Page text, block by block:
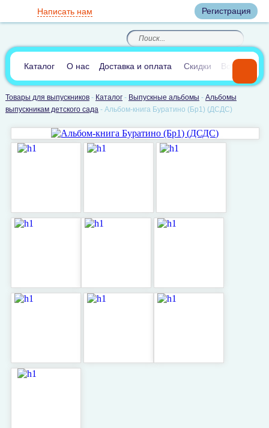
Регистрация
8(812)385-66-65
8(905) 700-70-04
По России звонок
бесплатный
(круглосуточно)
Написать нам
В сравнении:0
Каталог О нас Доставка и оплата Скидки Вопросы и
Товары для выпускников- Каталог- Выпускные альбомы - Альбомы
выпускникам детского сада- Альбом-книга Буратино (Бр1) (ДСДС)